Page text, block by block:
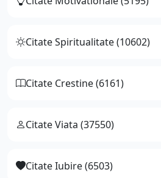
Citate Spiritualitate (10602)
Citate Crestine (6161)
Citate Viata (37550)
Citate Iubire (6503)